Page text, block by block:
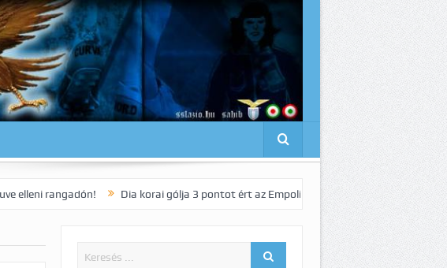
Dia korai gólja 3 pontot ért az Empoli vendégeként! Pedro elnyűhetetlen!:-)